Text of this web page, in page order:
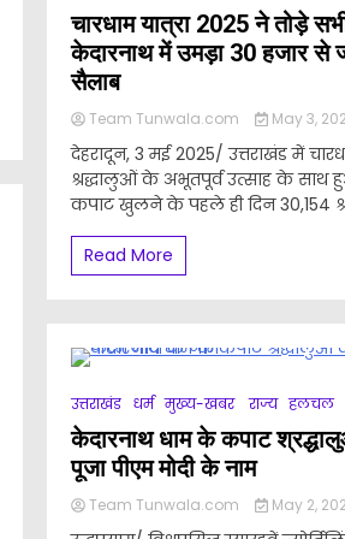
चारधाम यात्रा 2025 ने तोड़े
केदारनाथ में उमड़ा 30 हजार से
सैलाब
Team Tunwala.com May 3,
देहरादून, 3 मई 2025/ उत्तराखंड में
श्रद्धालुओं के अभूतपूर्व उत्साह के साथ
कपाट खुलने के पहले ही दिन 30,154
Read More
उत्तराखंड धर्म मुख्य-खबर राज्य हलचल
केदारनाथ धाम के कपाट
पूजा पीएम मोदी के नाम
Team Tunwala.com May 2,